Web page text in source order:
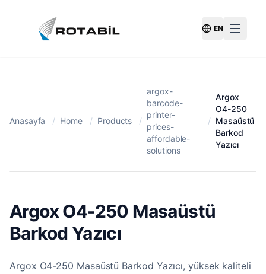
Switch
EN
Anasayfa / Home / Products /
argox-
barcode-
printer-
prices-
affordable-
solutions
/
Argox
O4-250
Masaüstü
Barkod
Yazıcı
Argox O4-250 Masaüstü
Barkod Yazıcı
Argox O4-250 Masaüstü Barkod Yazıcı, yüksek kaliteli